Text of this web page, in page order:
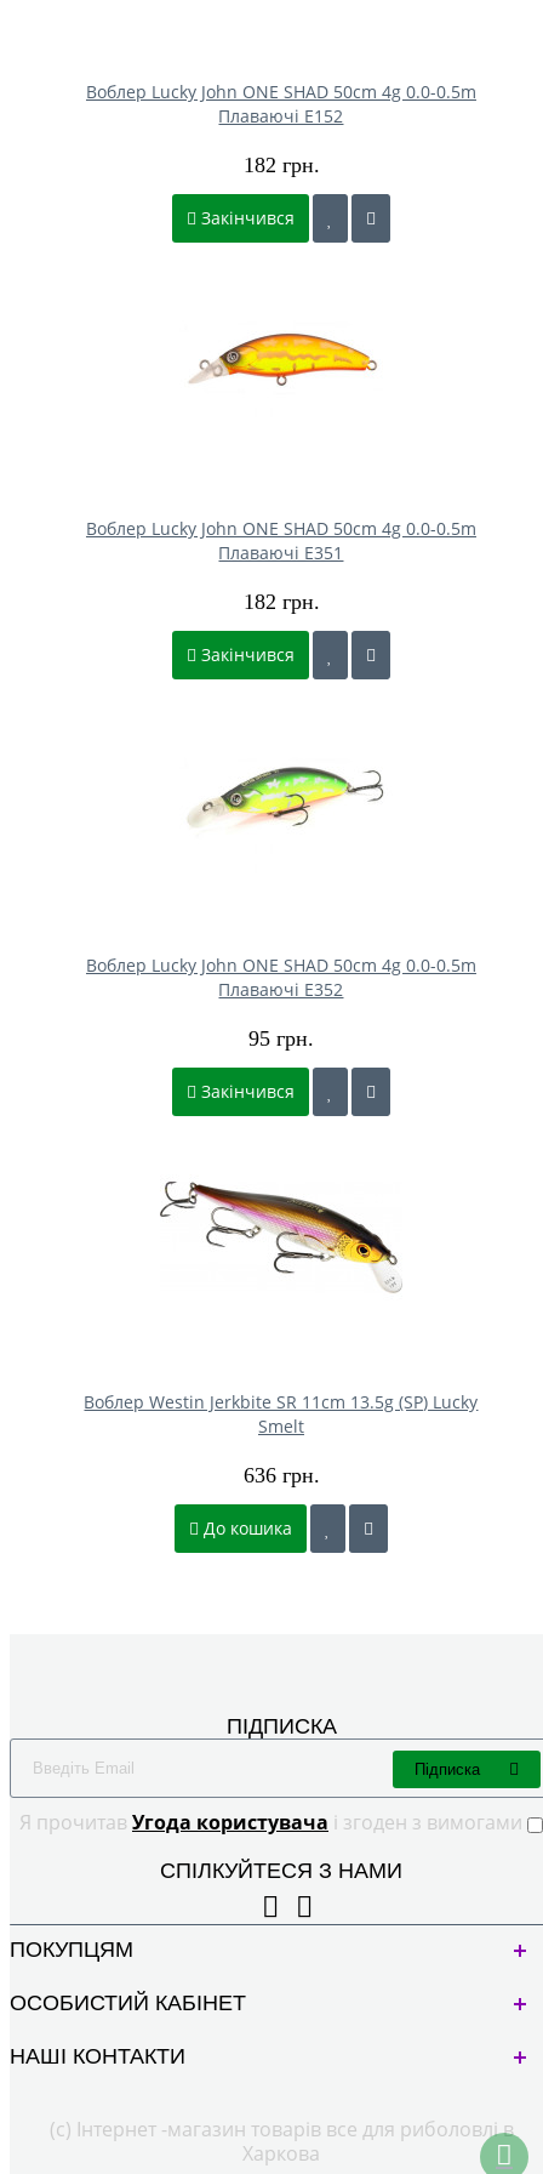
Воблер Lucky John ONE SHAD 50cm 4g 0.0-0.5m
Плаваючі E152
182 грн.
Закінчився
Воблер Lucky John ONE SHAD 50cm 4g 0.0-0.5m
Плаваючі E351
182 грн.
Закінчився
Воблер Lucky John ONE SHAD 50cm 4g 0.0-0.5m
Плаваючі E352
95 грн.
Закінчився
Воблер Westin Jerkbite SR 11cm 13.5g (SP) Lucky
Smelt
636 грн.
До кошика
ПІДПИСКА
Я прочитав Угода користувача і згоден з вимогами
Підписка
СПІЛКУЙТЕСЯ З НАМИ
ПОКУПЦЯМ
ОСОБИСТИЙ КАБІНЕТ
НАШІ КОНТАКТИ
(с) Інтернет -магазин товарів все для риболовлі в
Харкова